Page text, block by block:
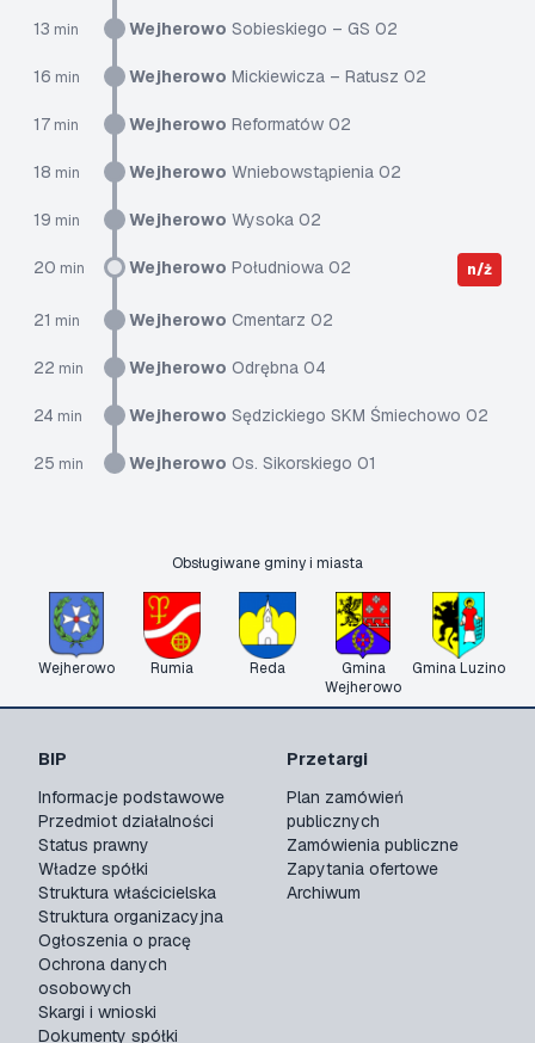
13 min Wejherowo Sobieskiego – GS 02
16 min Wejherowo Mickiewicza – Ratusz 02
17 min Wejherowo Reformatów 02
18 min Wejherowo Wniebowstąpienia 02
19 min Wejherowo Wysoka 02
20 min Wejherowo Południowa 02 n/ż
21 min Wejherowo Cmentarz 02
22 min Wejherowo Odrębna 04
24 min Wejherowo Sędzickiego SKM Śmiechowo 02
25 min Wejherowo Os. Sikorskiego 01
Obsługiwane gminy i miasta
Wejherowo Rumia Reda
Gmina
Wejherowo
Gmina Luzino
BIP
Informacje podstawowe
Przedmiot działalności
Status prawny
Władze spółki
Struktura właścicielska
Struktura organizacyjna
Ogłoszenia o pracę
Ochrona danych
osobowych
Skargi i wnioski
Dokumenty spółki
Przetargi
Plan zamówień
publicznych
Zamówienia publiczne
Zapytania ofertowe
Archiwum